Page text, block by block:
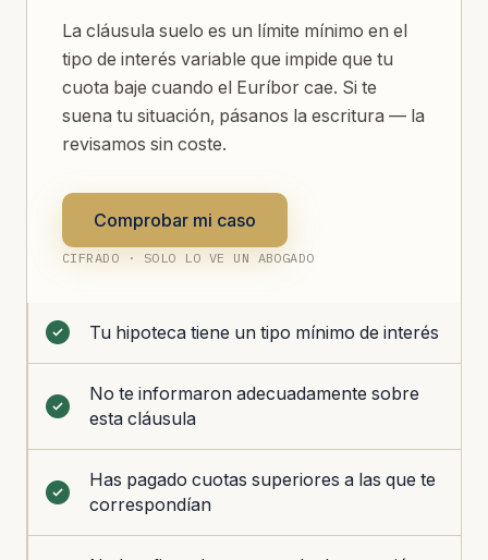
La cláusula suelo es un límite mínimo en el
tipo de interés variable que impide que tu
cuota baje cuando el Euríbor cae. Si te
suena tu situación, pásanos la escritura — la
revisamos sin coste.
Comprobar mi caso
CIFRADO · SOLO LO VE UN ABOGADO
Tu hipoteca tiene un tipo mínimo de interés
No te informaron adecuadamente sobre
esta cláusula
Has pagado cuotas superiores a las que te
correspondían